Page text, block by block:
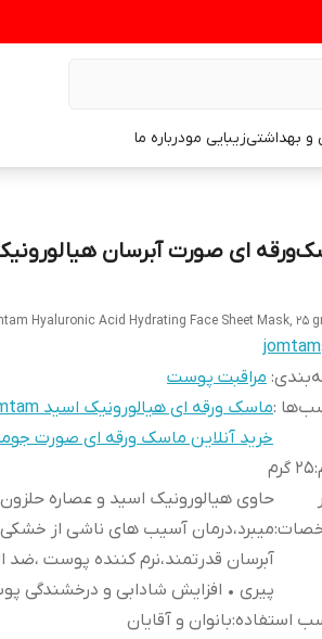
و بهداشتیزیبایی مودرباره ما
Hyaluronic Acid Hydrating Face Sheet Mask, 25
jomtam
: مراقبت پوست
:ماسک ورقه ای هیالورونیک اسید jomtam
خرید آنلاین ماسک ورقه ای صورت
:۲۵ گرم
:
حاوی هیالورونیک اسید و عصاره
میبرد،درمان آسیب های ناشی از
آبرسان قدرتمند،نرم کننده پوست ،ضد
پیری • افزایش شادابی و درخشندگی
استفاده:بانوان و آقایان